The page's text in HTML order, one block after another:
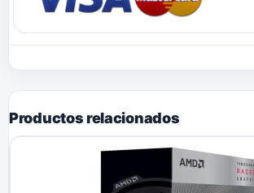
Productos relacionados